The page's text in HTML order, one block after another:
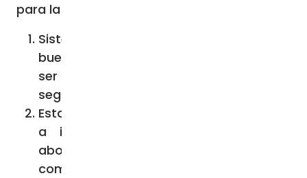
para la paz en México:
Sistematizar, fortalecer y compartir las
buenas prácticas que han demostrado
ser eficaces en áreas críticas como
seguridad, justicia y desarrollo social.
Establecer “mesas técnicas” dedicadas
a influir en políticas públicas que
aborden aspectos fundamentales
como el tejido social, la seguridad, la